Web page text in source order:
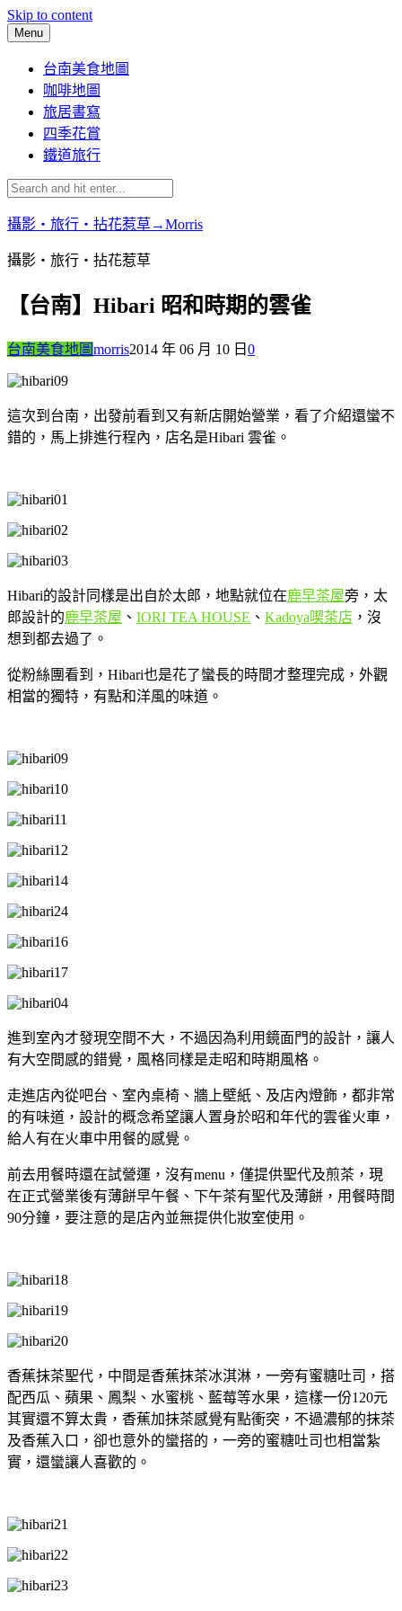
Skip to content
Menu
台南美食地圖
咖啡地圖
旅居書寫
四季花賞
鐵道旅行
攝影‧旅行‧拈花惹草→Morris
攝影‧旅行‧拈花惹草
【台南】Hibari 昭和時期的雲雀
台南美食地圖morris2014 年 06 月 10 日 0
這次到台南，出發前看到又有新店開始營業，看了介紹還蠻不
錯的，馬上排進行程內，店名是Hibari 雲雀。
Hibari的設計同樣是出自於太郎，地點就位在鹿早茶屋旁，太
郎設計的鹿早茶屋 、 IORI TEA HOUSE 、 Kadoya喫茶店 ，沒
想到都去過了。
從粉絲團看到，Hibari也是花了蠻長的時間才整理完成，外觀
相當的獨特，有點和洋風的味道。
進到室內才發現空間不大，不過因為利用鏡面門的設計，讓人
有大空間感的錯覺，風格同樣是走昭和時期風格。
走進店內從吧台、室內桌椅、牆上壁紙、及店內燈飾，都非常
的有味道，設計的概念希望讓人置身於昭和年代的雲雀火車，
給人有在火車中用餐的感覺。
前去用餐時還在試營運，沒有menu，僅提供聖代及煎茶，現
在正式營業後有薄餅早午餐、下午茶有聖代及薄餅，用餐時間
90分鐘，要注意的是店內並無提供化妝室使用。
香蕉抹茶聖代，中間是香蕉抹茶冰淇淋，一旁有蜜糖吐司，搭
配西瓜、蘋果、鳳梨、水蜜桃、藍莓等水果，這樣一份120元
其實還不算太貴，香蕉加抹茶感覺有點衝突，不過濃郁的抹茶
及香蕉入口，卻也意外的蠻搭的，一旁的蜜糖吐司也相當紮
實，還蠻讓人喜歡的。